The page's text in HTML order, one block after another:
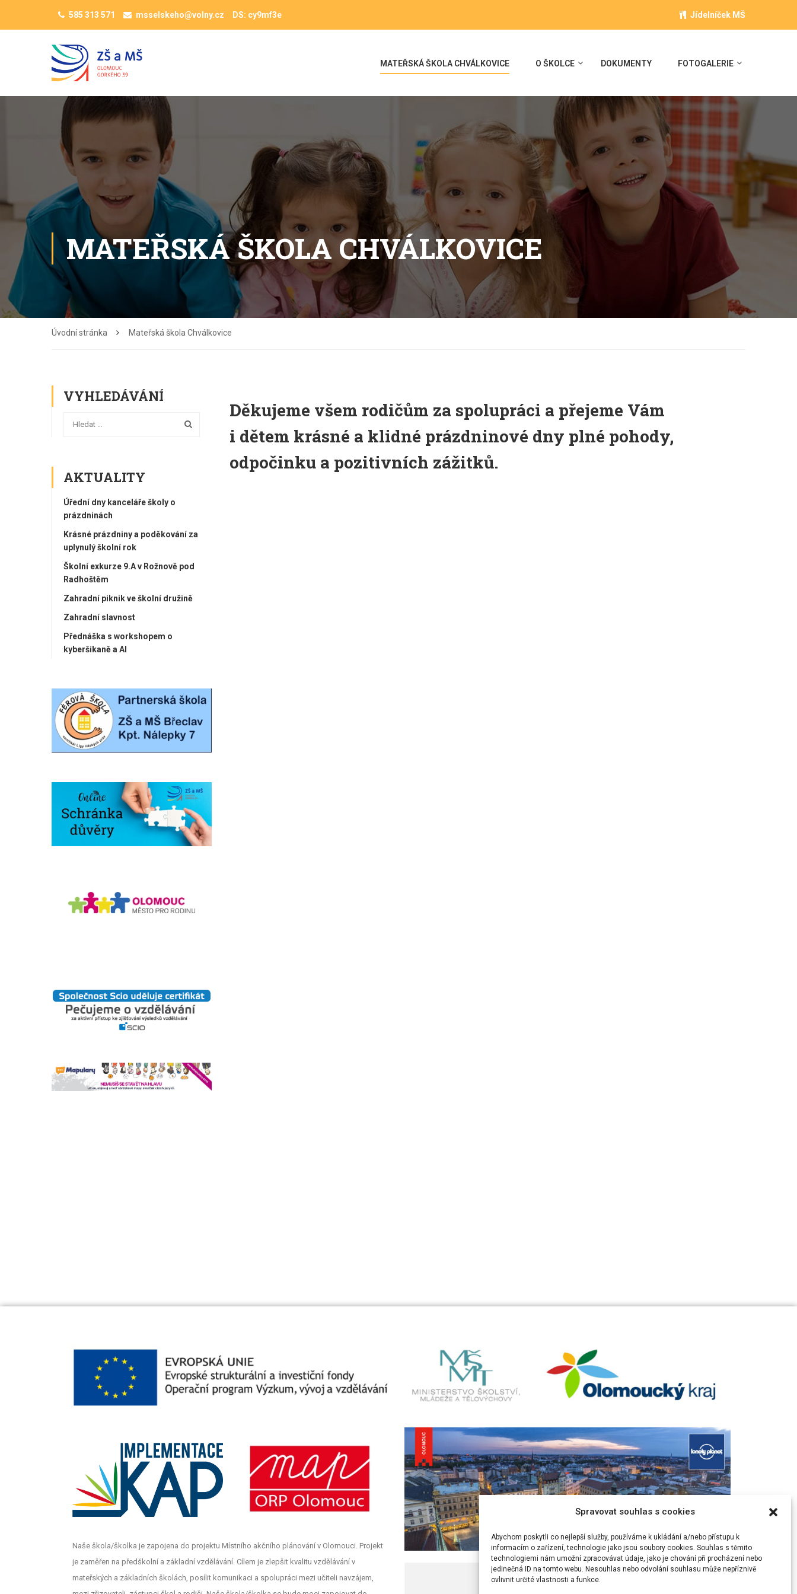
Spravovat souhlas s cookies
Abychom poskytli co nejlepší služby, používáme k ukládání a/nebo přístupu k
informacím o zařízení, technologie jako jsou soubory cookies. Souhlas s těmito
technologiemi nám umožní zpracovávat údaje, jako je chování při procházení nebo
jedinečná ID na tomto webu. Nesouhlas nebo odvolání souhlasu může nepříznivě
ovlivnit určité vlastnosti a funkce.
585 313 571 msselskeho@volny.cz DS: cy9mf3e Jídelníček MŠ
MATEŘSKÁ ŠKOLA CHVÁLKOVICE O ŠKOLCE DOKUMENTY FOTOGALERIE
MATEŘSKÁ ŠKOLA CHVÁLKOVICE
Úvodní stránka Mateřská škola Chválkovice
Děkujeme všem rodičům za spolupráci a přejeme Vám
i dětem krásné a klidné prázdninové dny plné pohody,
odpočinku a pozitivních zážitků.
VYHLEDÁVÁNÍ
AKTUALITY
Úřední dny kanceláře školy o
prázdninách
Krásné prázdniny a poděkování za
uplynulý školní rok
Školní exkurze 9.A v Rožnově pod
Radhoštěm
Zahradní piknik ve školní družině
Zahradní slavnost
Přednáška s workshopem o
kyberšikaně a AI
Naše škola/školka je zapojena do projektu Místního akčního plánování v Olomouci. Projekt
je zaměřen na předškolní a základní vzdělávání. Cílem je zlepšit kvalitu vzdělávání v
mateřských a základních školách, posílit komunikaci a spolupráci mezi učiteli navzájem,